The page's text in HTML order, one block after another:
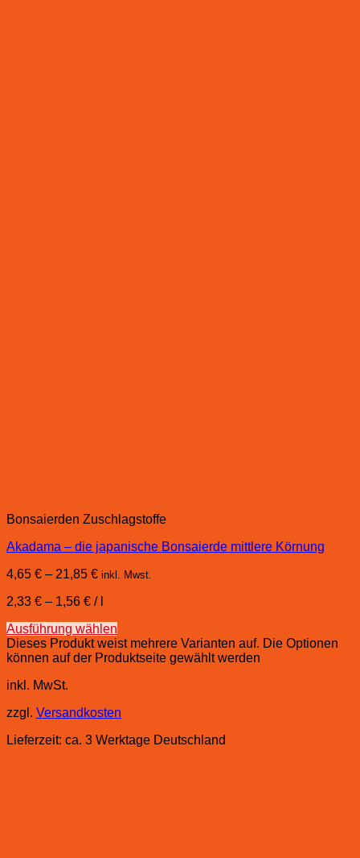
Bonsaierden Zuschlagstoffe
Akadama – die japanische Bonsaierde mittlere Körnung
4,65 € – 21,85 € inkl. Mwst.
2,33 € – 1,56 € /
Ausführung wählen
Dieses Produkt weist mehrere Varianten auf. Die Optionen
können auf der Produktseite gewählt werden
inkl. MwSt.
zzgl. Versandkosten
Lieferzeit: ca. 3 Werktage Deutschland